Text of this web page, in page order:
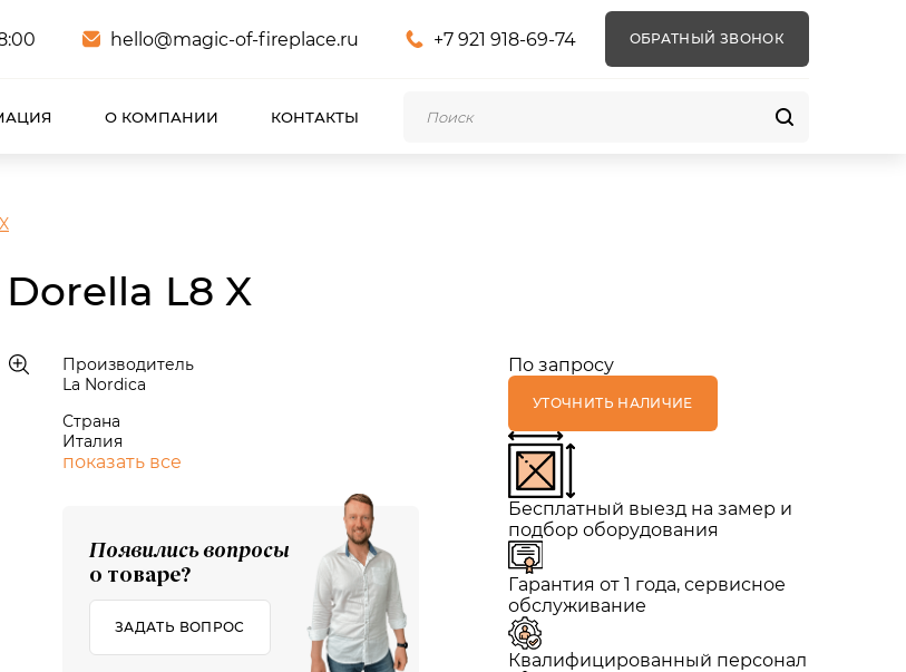
hello@magic-of-fireplace.ru +7 921 918-69-74 ОБРАТНЫЙ ЗВОНОК
О КОМПАНИИ КОНТАКТЫ
L8 X
Производитель
La Nordica
Страна
Италия
показать все
Появились вопросы
о товаре?
ЗАДАТЬ ВОПРОС
По запросу
УТОЧНИТЬ НАЛИЧИЕ
Бесплатный выезд на замер и
подбор оборудования
Гарантия от 1 года, сервисное
обслуживание
Квалифицированный персонал